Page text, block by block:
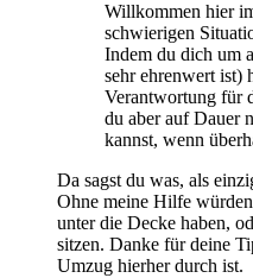
Willkommen hier
schwierigen
Indem du dich um
sehr ehrenwert ist)
Verantwortung für
du aber auf Dauer
kannst, wenn
Da sagst du was, als
Ohne meine Hilfe
unter die Decke haben,
sitzen. Danke für deine
Umzug hierher durch ist.